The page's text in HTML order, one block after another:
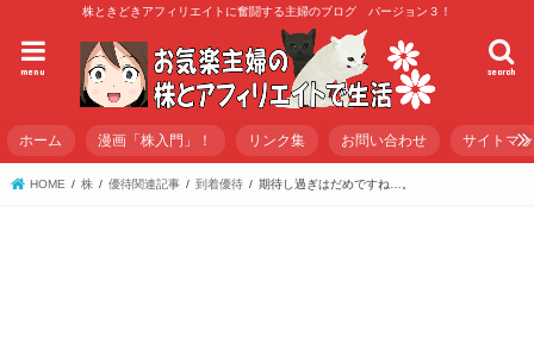
株ときどきアフィリエイトに奮闘する主婦のブログ バージョン３！
search
menu
ホーム 漫画「株入門」！ リンク集 お問い合わせ サイトマ
HOME 株 優待関連記事 到着優待 期待し過ぎはだめですね…。